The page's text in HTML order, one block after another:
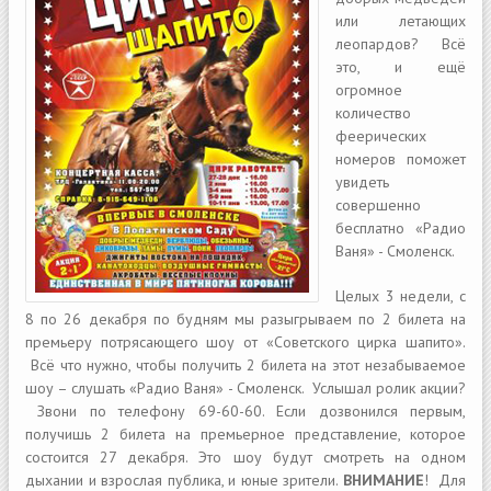
или летающих
леопардов? Всё
это, и ещё
огромное
количество
феерических
номеров поможет
увидеть
совершенно
бесплатно «Радио
Ваня» - Смоленск.
Целых 3 недели, с
8 по 26 декабря по будням мы разыгрываем по 2 билета на
премьеру потрясающего шоу от «Советского цирка шапито».
Всё что нужно, чтобы получить 2 билета на этот незабываемое
шоу – слушать «Радио Ваня» - Смоленск. Услышал ролик акции?
Звони по телефону 69-60-60. Если дозвонился первым,
получишь 2 билета на премьерное представление, которое
состоится 27 декабря. Это шоу будут смотреть на одном
дыхании и взрослая публика, и юные зрители. ВНИМАНИЕ! Для